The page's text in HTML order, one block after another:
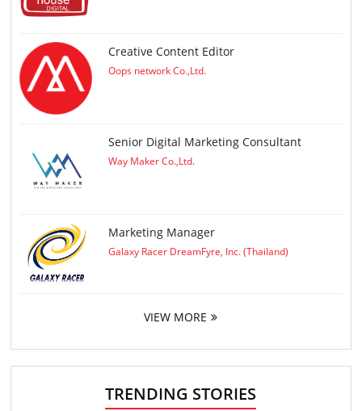
Creative Content Editor
Oops network Co.,Ltd.
Senior Digital Marketing Consultant
Way Maker Co.,Ltd.
Marketing Manager
Galaxy Racer DreamFyre, Inc. (Thailand)
VIEW MORE
TRENDING STORIES